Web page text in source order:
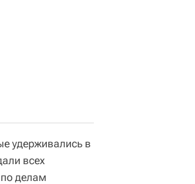
удерживались в
всех
делам